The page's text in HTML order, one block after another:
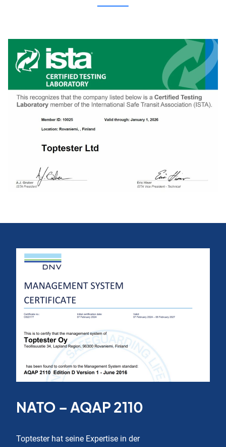
NATO – AQAP 2110
Toptester hat seine Expertise in der